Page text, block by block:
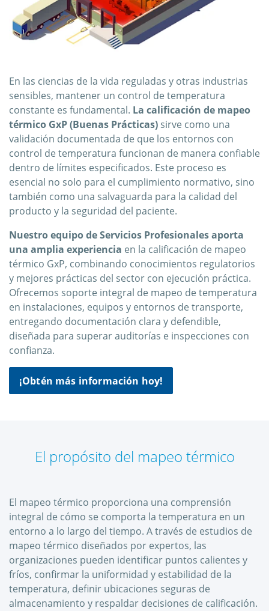
En las ciencias de la vida reguladas y otras industrias
sensibles, mantener un control de temperatura
constante es fundamental. La calificación de mapeo
térmico GxP (Buenas Prácticas) sirve como una
validación documentada de que los entornos con
control de temperatura funcionan de manera confiable
dentro de límites especificados. Este proceso es
esencial no solo para el cumplimiento normativo, sino
también como una salvaguarda para la calidad del
producto y la seguridad del paciente.
Nuestro equipo de Servicios Profesionales aporta
una amplia experiencia en la calificación de mapeo
térmico GxP, combinando conocimientos regulatorios
y mejores prácticas del sector con ejecución práctica.
Ofrecemos soporte integral de mapeo de temperatura
en instalaciones, equipos y entornos de transporte,
entregando documentación clara y defendible,
diseñada para superar auditorías e inspecciones con
confianza.
¡Obtén más información hoy!
El propósito del mapeo térmico
El mapeo térmico proporciona una comprensión
integral de cómo se comporta la temperatura en un
entorno a lo largo del tiempo. A través de estudios de
mapeo térmico diseñados por expertos, las
organizaciones pueden identificar puntos calientes y
fríos, confirmar la uniformidad y estabilidad de la
temperatura, definir ubicaciones seguras de
almacenamiento y respaldar decisiones de calificación.